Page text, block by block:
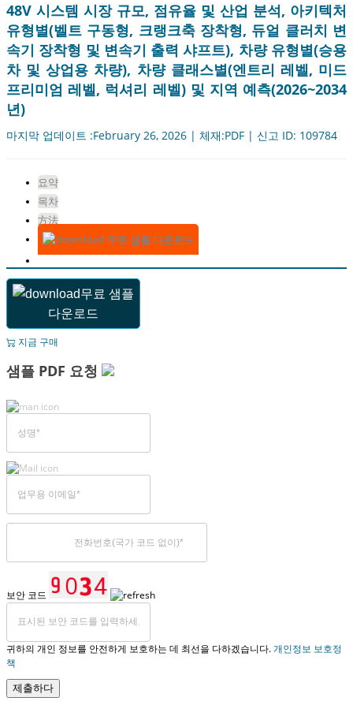
48V 시스템 시장 규모, 점유율 및 산업 분석, 아키텍처
유형별(벨트 구동형, 크랭크축 장착형, 듀얼 클러치 변
속기 장착형 및 변속기 출력 샤프트), 차량 유형별(승용
차 및 상업용 차량), 차량 클래스별(엔트리 레벨, 미드
프리미엄 레벨, 럭셔리 레벨) 및 지역 예측(2026~2034
년)
마지막 업데이트 :February 26, 2026 | 체재:PDF | 신고 ID: 109784
요약
목차
方法
무료 샘플 다운로드
무료 샘플
다운로드
지금 구매
샘플 PDF 요청
보안 코드
귀하의 개인 정보를 안전하게 보호하는 데 최선을 다하겠습니다.개인정보 보호정
책
제출하다